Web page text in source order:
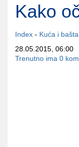
Kako
Index - Kuća i bašta
28.05.2015, 06:00
Trenutno ima 0